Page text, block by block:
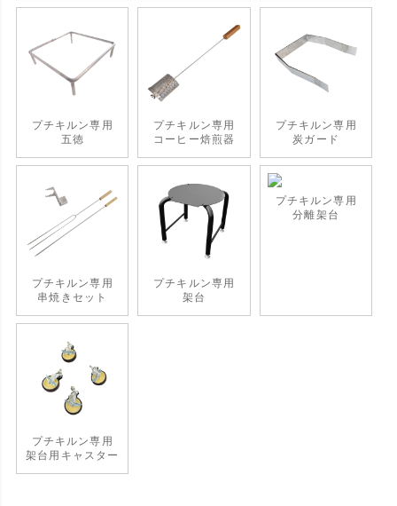
プチキルン専用
五徳
プチキルン専用
コーヒー焙煎器
プチキルン専用
炭ガード
プチキルン専用
串焼きセット
プチキルン専用
架台
プチキルン専用
分離架台
プチキルン専用
架台用キャスター